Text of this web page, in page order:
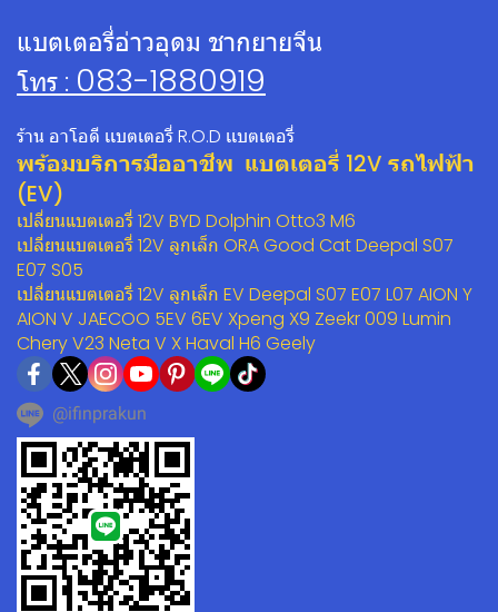
แบตเตอรี่อ่าวอุดม ชากยายจีน
โทร : 083-1880919
ร้าน อาโอดี เเบตเตอรี่ R.O.D เเบตเตอรี่
พร้อมบริการมืออาชีพ แบตเตอรี่ 12V รถไฟฟ้า
(EV)
เปลี่ยนแบตเตอรี่ 12V BYD Dolphin Otto3 M6
เปลี่ยนแบตเตอรี่ 12V ลูกเล็ก ORA Good Cat Deepal S07
E07 S05
เปลี่ยนแบตเตอรี่ 12V ลูกเล็ก EV Deepal S07 E07 L07 AION Y
AION V JAECOO 5EV 6EV Xpeng X9 Zeekr 009 Lumin
Chery V23 Neta V X Haval H6 Geely
@ifinprakun